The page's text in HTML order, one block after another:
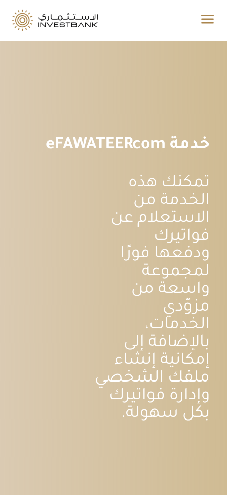
a
خدمة eFAWATEERcom
تمكنك هذه
الخدمة من
الاستعلام عن
فواتيرك
ودفعها فورًا
لمجموعة
واسعة من
مزوّدي
الخدمات،
بالإضافة إلى
إمكانية إنشاء
ملفك الشخصي
وإدارة فواتيرك
بكل سهولة.